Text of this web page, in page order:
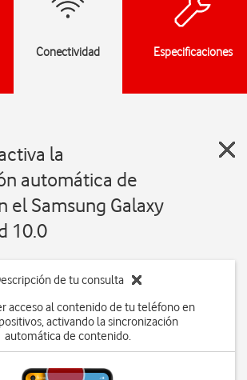
Conectividad Especificaciones
la
automática de
el Samsung Galaxy
10.0
de tu consulta
acceso al contenido de tu teléfono en
activando la sincronización
automática de contenido.